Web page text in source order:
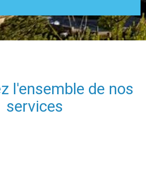
l'ensemble de nos
services